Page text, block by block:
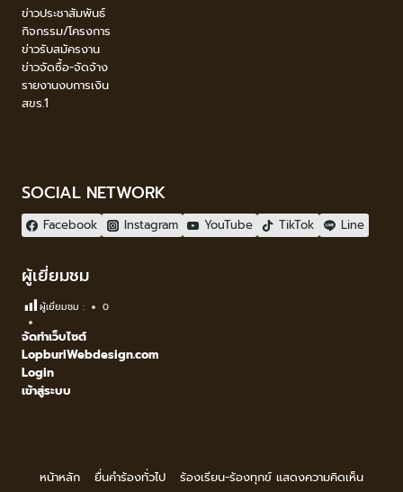
ข่าวประชาสัมพันธ์
กิจกรรม/โครงการ
ข่าวรับสมัครงาน
ข่าวจัดซื้อ-จัดจ้าง
รายงานงบการเงิน
สขร.1
SOCIAL NETWORK
Facebook Instagram YouTube TikTok Line
ผู้เยี่ยมชม
ผู้เยี่ยมชม : 0
จัดทำเว็บไซต์
LopburiWebdesign.com
Login
เข้าสู่ระบบ
หน้าหลัก ยื่นคำร้องทั่วไป ร้องเรียน-ร้องทุกข์ แสดงความคิดเห็น